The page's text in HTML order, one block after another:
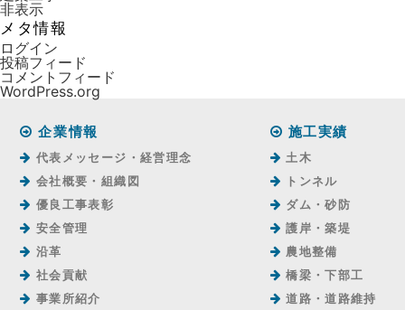
非表示
メタ情報
ログイン
投稿フィード
コメントフィード
WordPress.org
企業情報
代表メッセージ・経営理念
会社概要・組織図
優良工事表彰
安全管理
沿革
社会貢献
事業所紹介
施工実績
土木
トンネル
ダム・砂防
護岸・築堤
農地整備
橋梁・下部工
道路・道路維持